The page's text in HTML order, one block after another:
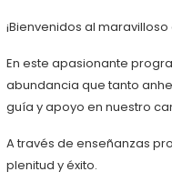
¡Bienvenidos al
En este apasionante
abundancia que tanto
guía y apoyo en nuestro
A través de enseñanzas
plenitud y éxito.